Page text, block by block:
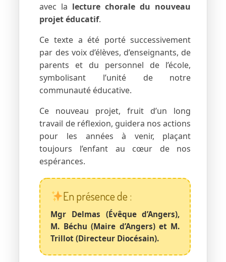
avec la lecture chorale du nouveau
projet éducatif.
Ce texte a été porté successivement
par des voix d’élèves, d’enseignants, de
parents et du personnel de l’école,
symbolisant l’unité de notre
communauté éducative.
Ce nouveau projet, fruit d’un long
travail de réflexion, guidera nos actions
pour les années à venir, plaçant
toujours l’enfant au cœur de nos
espérances.
En présence de :
Mgr Delmas (Évêque d’Angers),
M. Béchu (Maire d’Angers) et M.
Trillot (Directeur Diocésain).